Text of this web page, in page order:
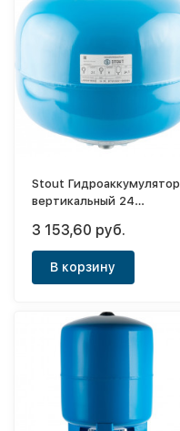
Stout Гидроаккумулятор
вертикальный 24
3 153,60 руб.
В корзину